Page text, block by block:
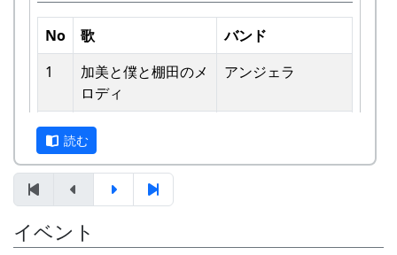
田んぼの真ん中で山積みの卵の箱を受け取り、バ
ンドメンバーで分けて持って帰ろうとしてたら、
他のバンドに目茶苦茶うらやましがられたのを覚
えています。
しばらくメンバーのお家では、おいしい“たまご
かけごはん”や“卵料理”を味わうことができ、「音
楽やっててよかったなあ」と思った瞬間でした
～。 (ポン四郎）
棚田のイネに
予告編
No 歌
バンド
1
加美と僕と棚⽥のメ
ロディ
アンジェラ
2 歌おうみんなで
ワンス・アンド・フ
ォーエバー
4 僕の中のふるさと
H CORPORATION
読む
イベント